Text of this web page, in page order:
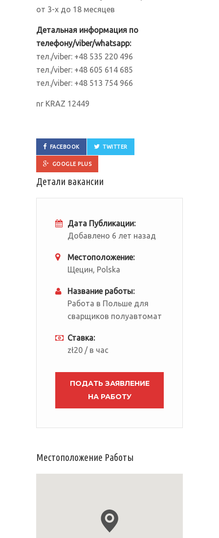
от 3-х до 18 месяцев
Детальная информация по
телефону/viber/whatsapp:
тел./viber: +48 535 220 496
тел./viber: +48 605 614 685
тел./viber: +48 513 754 966
nr KRAZ 12449
FACEBOOK TWITTER
GOOGLE PLUS
Детали вакансии
Дата Публикации:
Добавлено 6 лет назад
Местоположение:
Щецин, Polska
Название работы:
Работа в Польше для
сварщиков полуавтомат
Ставка:
zł20 / в час
ПОДАТЬ ЗАЯВЛЕНИЕ
НА РАБОТУ
Местоположение Работы